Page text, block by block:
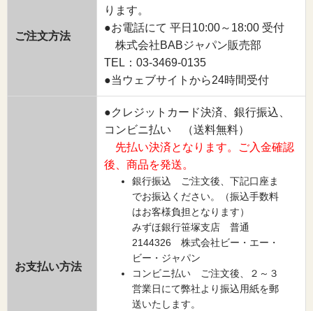
ご注文方法
ります。
●お電話にて 平日10:00～18:00 受付
株式会社BABジャパン販売部
TEL：03-3469-0135
●当ウェブサイトから24時間受付
お支払い方法
●クレジットカード決済、銀行振込、
コンビニ払い （送料無料）
先払い決済となります。ご入金確認
後、商品を発送。
銀行振込 ご注文後、下記口座ま
でお振込ください。（振込手数料
はお客様負担となります）
みずほ銀行笹塚支店 普通
2144326 株式会社ビー・エー・
ビー・ジャパン
コンビニ払い ご注文後、２～３
営業日にて弊社より振込用紙を郵
送いたします。